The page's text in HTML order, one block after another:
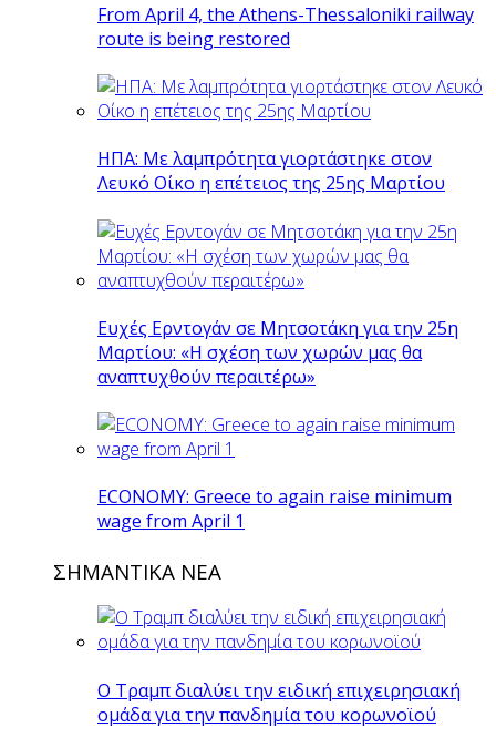
From April 4, the Athens-Thessaloniki railway
route is being restored
ΗΠΑ: Με λαμπρότητα γιορτάστηκε στον
Λευκό Οίκο η επέτειος της 25ης Μαρτίου
Ευχές Ερντογάν σε Μητσοτάκη για την 25η
Μαρτίου: «Η σχέση των χωρών μας θα
αναπτυχθούν περαιτέρω»
ECONOMY: Greece to again raise minimum
wage from April 1
ΣΗΜΑΝΤΙΚΑ ΝΕΑ
O Tραμπ διαλύει την ειδική επιχειρησιακή
ομάδα για την πανδημία του κορωνοϊού